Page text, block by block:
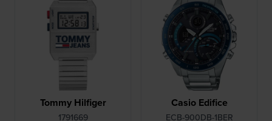
Tommy Hilfiger
1791669
Casio Edifice
ECB-900DB-1BER